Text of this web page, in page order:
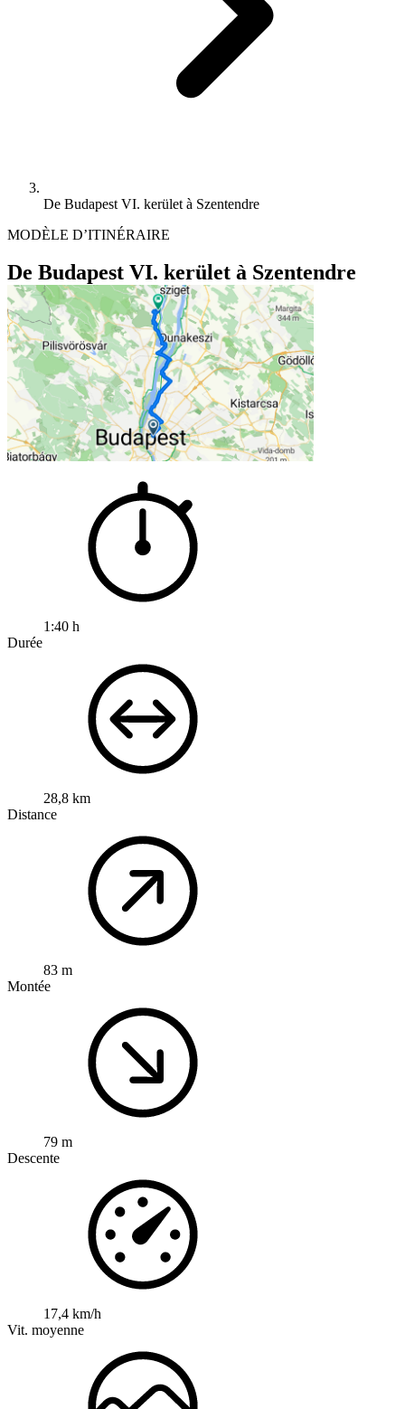
De Budapest VI. kerület à Szentendre
MODÈLE D’ITINÉRAIRE
De Budapest VI. kerület à Szentendre
1:40 h
Durée
28,8 km
Distance
83 m
Montée
79 m
Descente
17,4 km/h
Vit. moyenne